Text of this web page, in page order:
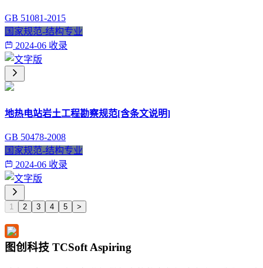
GB 51081-2015
国家规范-结构专业
2024-06 收录
地热电站岩土工程勘察规范[含条文说明]
GB 50478-2008
国家规范-结构专业
2024-06 收录
1 2 3 4 5 >
图创科技 TCSoft Aspiring